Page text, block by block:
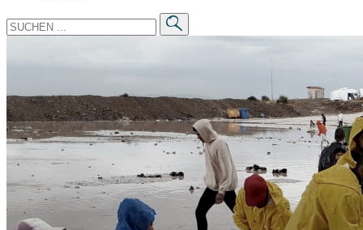
Suche
nach: